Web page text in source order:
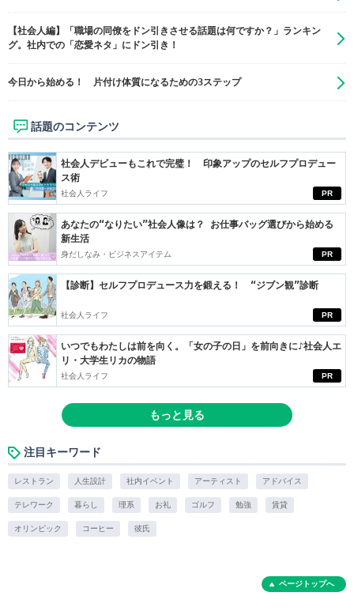
【社会人編】「職場の同僚をドン引きさせる話題は何ですか？」ランキン
グ。社内での「恋愛ネタ」にドン引き！
今日から始める！ 片付け体質になるための3ステップ
話題のコンテンツ
PR
社会人デビューもこれで完璧！ 印象アップのセルフプロデュー
ス術
社会人ライフ
PR
あなたの“なりたい”社会人像は？ お仕事バッグ選びから始める
新生活
身だしなみ・ビジネスアイテム
PR
【診断】セルフプロデュース力を鍛える！ “ジブン観”診断
社会人ライフ
PR
いつでもわたしは前を向く。「女の子の日」を前向きに♪社会人エ
リ・大学生リカの物語
社会人ライフ
もっと見る
注目キーワード
レストラン 人生設計 社内イベント アーティスト アドバイス
テレワーク 暮らし 理系 お礼 ゴルフ 勉強 賃貸
オリンピック コーヒー 彼氏
ページトップへ